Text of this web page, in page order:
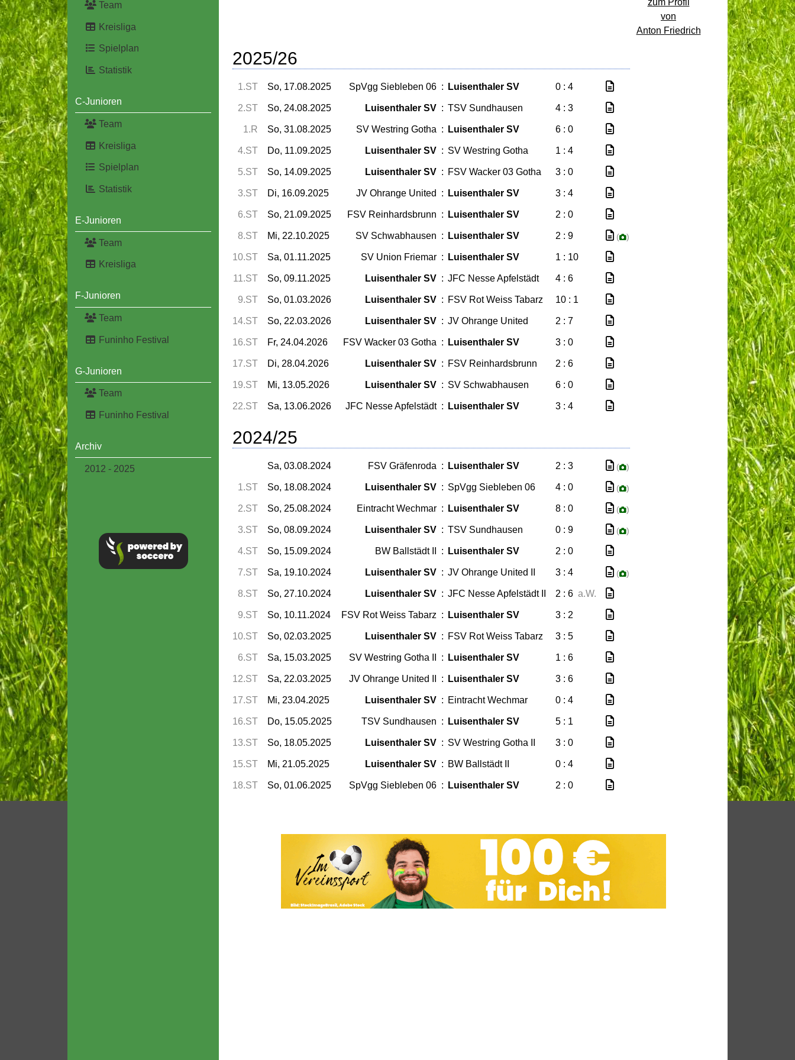
Team
Kreisliga
Spielplan
Statistik
C-Junioren
Team
Kreisliga
Spielplan
Statistik
E-Junioren
Team
Kreisliga
F-Junioren
Team
Funinho Festival
G-Junioren
Team
Funinho Festival
Archiv
2012 - 2025
zum Profil
von
Anton Friedrich
2025/26
1.ST So, 17.08.2025 SpVgg Siebleben 06 : Luisenthaler SV 0 : 4
2.ST So, 24.08.2025 Luisenthaler SV : TSV Sundhausen 4 : 3
1.R So, 31.08.2025 SV Westring Gotha : Luisenthaler SV 6 : 0
4.ST Do, 11.09.2025 Luisenthaler SV : SV Westring Gotha 1 : 4
5.ST So, 14.09.2025 Luisenthaler SV : FSV Wacker 03 Gotha 3 : 0
3.ST Di, 16.09.2025 JV Ohrange United : Luisenthaler SV 3 : 4
6.ST So, 21.09.2025 FSV Reinhardsbrunn : Luisenthaler SV 2 : 0
8.ST Mi, 22.10.2025 SV Schwabhausen : Luisenthaler SV 2 : 9 ( )
10.ST Sa, 01.11.2025 SV Union Friemar : Luisenthaler SV 1 : 10
11.ST So, 09.11.2025 Luisenthaler SV : JFC Nesse Apfelstädt 4 : 6
9.ST So, 01.03.2026 Luisenthaler SV : FSV Rot Weiss Tabarz 10 : 1
14.ST So, 22.03.2026 Luisenthaler SV : JV Ohrange United 2 : 7
16.ST Fr, 24.04.2026 FSV Wacker 03 Gotha : Luisenthaler SV 3 : 0
17.ST Di, 28.04.2026 Luisenthaler SV : FSV Reinhardsbrunn 2 : 6
19.ST Mi, 13.05.2026 Luisenthaler SV : SV Schwabhausen 6 : 0
22.ST Sa, 13.06.2026 JFC Nesse Apfelstädt : Luisenthaler SV 3 : 4
2024/25
Sa, 03.08.2024 FSV Gräfenroda : Luisenthaler SV 2 : 3 ( )
1.ST So, 18.08.2024 Luisenthaler SV : SpVgg Siebleben 06 4 : 0 ( )
2.ST So, 25.08.2024 Eintracht Wechmar : Luisenthaler SV 8 : 0 ( )
3.ST So, 08.09.2024 Luisenthaler SV : TSV Sundhausen 0 : 9 ( )
4.ST So, 15.09.2024 BW Ballstädt II : Luisenthaler SV 2 : 0
7.ST Sa, 19.10.2024 Luisenthaler SV : JV Ohrange United II 3 : 4 ( )
8.ST So, 27.10.2024 Luisenthaler SV : JFC Nesse Apfelstädt II 2 : 6 a.W.
9.ST So, 10.11.2024 FSV Rot Weiss Tabarz : Luisenthaler SV 3 : 2
10.ST So, 02.03.2025 Luisenthaler SV : FSV Rot Weiss Tabarz 3 : 5
6.ST Sa, 15.03.2025 SV Westring Gotha II : Luisenthaler SV 1 : 6
12.ST Sa, 22.03.2025 JV Ohrange United II : Luisenthaler SV 3 : 6
17.ST Mi, 23.04.2025 Luisenthaler SV : Eintracht Wechmar 0 : 4
16.ST Do, 15.05.2025 TSV Sundhausen : Luisenthaler SV 5 : 1
13.ST So, 18.05.2025 Luisenthaler SV : SV Westring Gotha II 3 : 0
15.ST Mi, 21.05.2025 Luisenthaler SV : BW Ballstädt II 0 : 4
18.ST So, 01.06.2025 SpVgg Siebleben 06 : Luisenthaler SV 2 : 0